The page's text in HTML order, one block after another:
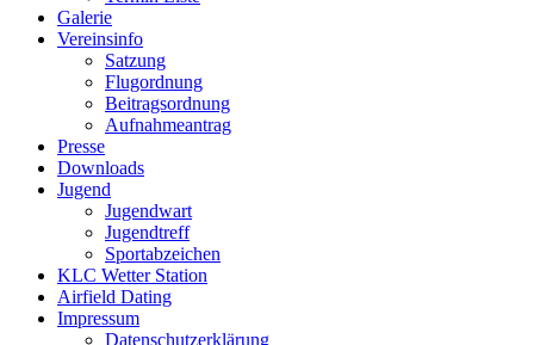
Galerie
Vereinsinfo
Satzung
Flugordnung
Beitragsordnung
Aufnahmeantrag
Presse
Downloads
Jugend
Jugendwart
Jugendtreff
Sportabzeichen
KLC Wetter Station
Airfield Dating
Impressum
Datenschutzerklärung